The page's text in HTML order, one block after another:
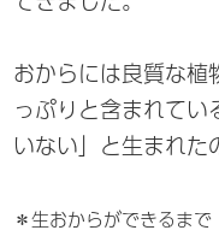
おからには良質な植
っぷりと含まれてい
いない」と生まれた
＊生おからができるまで